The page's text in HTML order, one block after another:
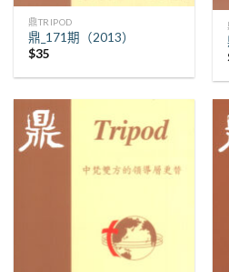
鼎TRIPOD
鼎_171期（2013）
$35